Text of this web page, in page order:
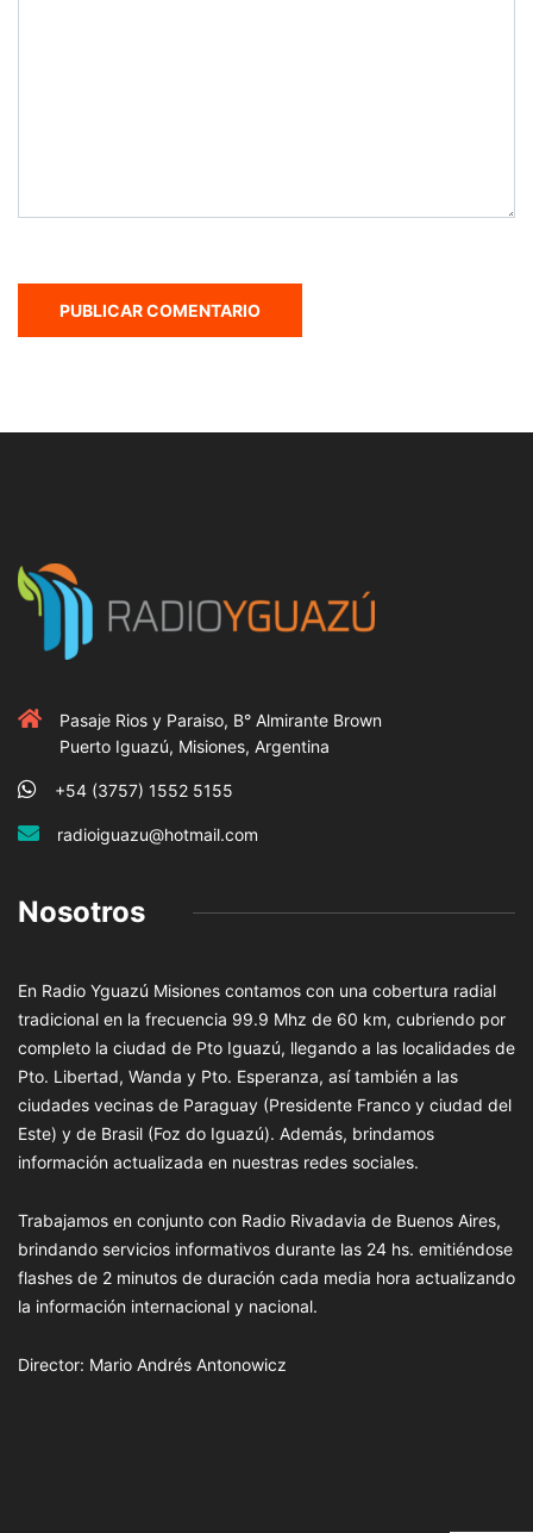
Pasaje Rios y Paraiso, B° Almirante Brown
Puerto Iguazú, Misiones, Argentina
+54 (3757) 1552 5155
radioiguazu@hotmail.com
Nosotros
En Radio Yguazú Misiones contamos con una cobertura radial
tradicional en la frecuencia 99.9 Mhz de 60 km, cubriendo por
completo la ciudad de Pto Iguazú, llegando a las localidades de
Pto. Libertad, Wanda y Pto. Esperanza, así también a las
ciudades vecinas de Paraguay (Presidente Franco y ciudad del
Este) y de Brasil (Foz do Iguazú). Además, brindamos
información actualizada en nuestras redes sociales.
Trabajamos en conjunto con Radio Rivadavia de Buenos Aires,
brindando servicios informativos durante las 24 hs. emitiéndose
flashes de 2 minutos de duración cada media hora actualizando
la información internacional y nacional.
Director: Mario Andrés Antonowicz